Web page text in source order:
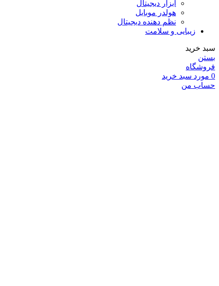
ابزار دیجیتال
هولدر موبایل
نظم دهنده دیجیتال
زیبایی و سلامت
سبد خرید
بستن
فروشگاه
0 مورد سبد خرید
حساب من